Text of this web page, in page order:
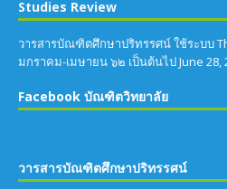
Studies Review
วารสารบัณฑิตศึกษาปริทรรศน์ ใช้ระบบ
มกราคม-เมษายน ๖๒ เป็นต้นไปJune 28,
Facebook บัณฑิตวิทยาลัย
วารสารบัณฑิตศึกษาปริทรรศน์